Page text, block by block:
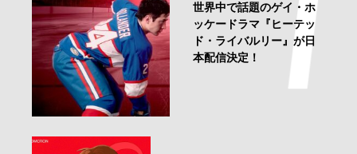
世界中で話題のゲイ・ホ
ッケードラマ『ヒーテッ
ド・ライバルリー』が日
本配信決定！